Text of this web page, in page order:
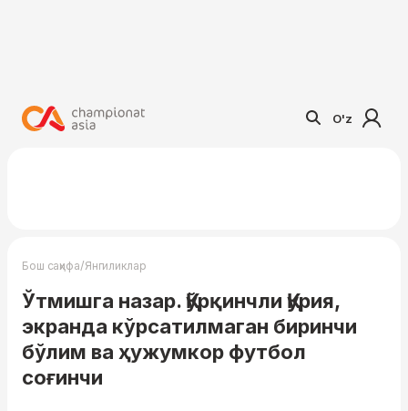
O'z
Бош саҳифа/Янгиликлар
Ўтмишга назар. Қўрқинчли Қурия,
экранда кўрсатилмаган биринчи
бўлим ва ҳужумкор футбол
соғинчи